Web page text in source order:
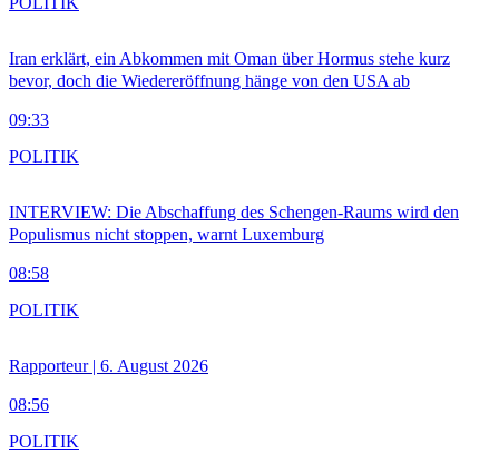
Iran erklärt, ein Abkommen mit Oman über Hormus stehe kurz
bevor, doch die Wiedereröffnung hänge von den USA ab
09:33
INTERVIEW: Die Abschaffung des Schengen-Raums wird den
Populismus nicht stoppen, warnt Luxemburg
08:58
POLITIK
Rapporteur | 6. August 2026
08:56
POLITIK
POLITIK